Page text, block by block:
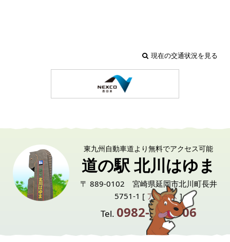
現在の交通状況を見る
東九州自動車道より無料でアクセス可能
道の駅 北川はゆま
〒 889-0102 宮崎県延岡市北川町長井
5751-1 [ アクセス ]
Tel. 0982-24-6006